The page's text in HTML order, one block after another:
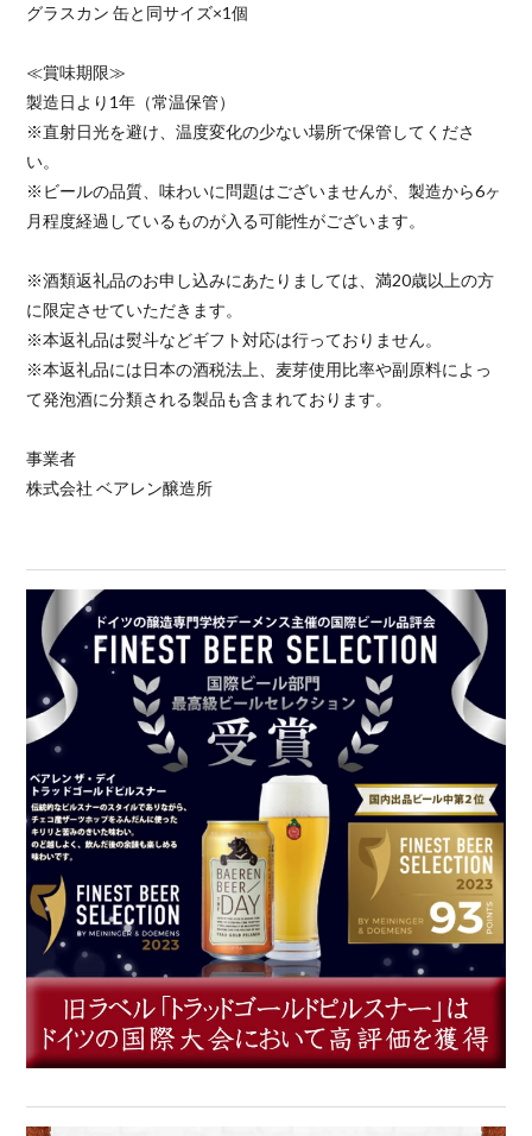
グラスカン 缶と同サイズ×1個
≪賞味期限≫
製造日より1年（常温保管）
※直射日光を避け、温度変化の少ない場所で保管してくださ
い。
※ビールの品質、味わいに問題はございませんが、製造から6ヶ
月程度経過しているものが入る可能性がございます。
※酒類返礼品のお申し込みにあたりましては、満20歳以上の方
に限定させていただきます。
※本返礼品は熨斗などギフト対応は行っておりません。
※本返礼品には日本の酒税法上、麦芽使用比率や副原料によっ
て発泡酒に分類される製品も含まれております。
事業者
株式会社 ベアレン醸造所